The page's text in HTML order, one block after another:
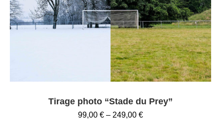
Tirage photo “Stade du Prey”
99,00 € – 249,00 €